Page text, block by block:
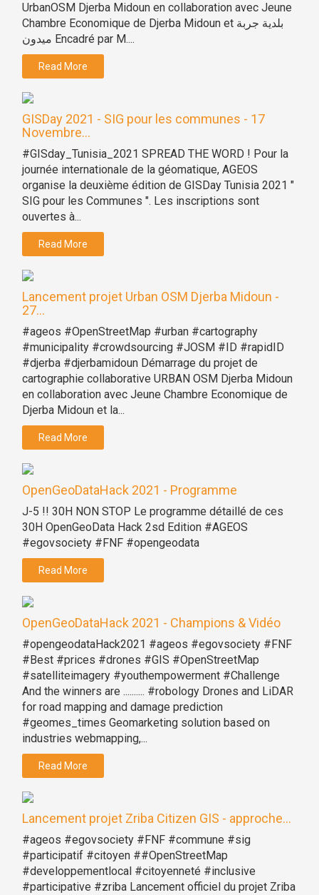
UrbanOSM Djerba Midoun en collaboration avec Jeune
Chambre Economique de Djerba Midoun et بلدية جربة
ميدون Encadré par M....
Read More
GISDay 2021 - SIG pour les communes - 17
Novembre...
#GISday_Tunisia_2021 SPREAD THE WORD ! Pour la
journée internationale de la géomatique, AGEOS
organise la deuxième édition de GISDay Tunisia 2021 "
SIG pour les Communes ". Les inscriptions sont
ouvertes à...
Read More
Lancement projet Urban OSM Djerba Midoun -
27...
#ageos #OpenStreetMap #urban #cartography
#municipality #crowdsourcing #JOSM #ID #rapidID
#djerba #djerbamidoun Démarrage du projet de
cartographie collaborative URBAN OSM Djerba Midoun
en collaboration avec Jeune Chambre Economique de
Djerba Midoun et la...
Read More
OpenGeoDataHack 2021 - Programme
J-5 !! 30H NON STOP Le programme détaillé de ces
30H OpenGeoData Hack 2sd Edition #AGEOS
#egovsociety #FNF #opengeodata
Read More
OpenGeoDataHack 2021 - Champions & Vidéo
#opengeodataHack2021 #ageos #egovsociety #FNF
#Best #prices #drones #GIS #OpenStreetMap
#satelliteimagery #youthempowerment #Challenge
And the winners are .......... #robology Drones and LiDAR
for road mapping and damage prediction
#geomes_times Geomarketing solution based on
industries webmapping,...
Read More
Lancement projet Zriba Citizen GIS - approche...
#ageos #egovsociety #FNF #commune #sig
#participatif #citoyen ##OpenStreetMap
#developpementlocal #citoyenneté #inclusive
#participative #zriba Lancement officiel du projet Zriba